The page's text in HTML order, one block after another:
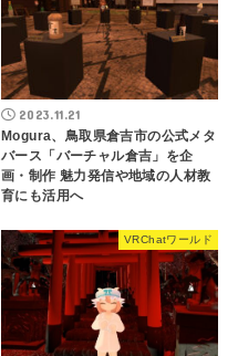
2023.11.21
Mogura、鳥取県倉吉市の公式メタ
バース「バーチャル倉吉」を企
画・制作 魅力発信や地域の人材教
育にも活用へ
VRChatワールド